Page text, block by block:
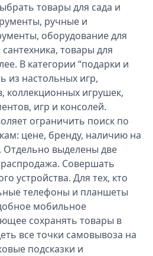
товары для сада и
ручные и
оборудование для
товары для
В категории “подарки и
из настольных игр,
коллекционных игрушек,
игр и консолей.
ограничить поиск по
цене, бренду, наличию на
Отдельно выделены две
Совершать
устройства. Для тех, кто
телефоны и планшеты
мобильное
сохранять товары в
все точки самовывоза на
подсказки и